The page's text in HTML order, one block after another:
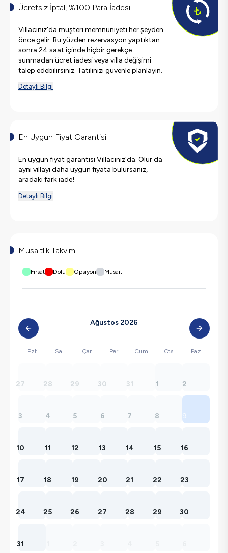
Ücretsiz İptal, %100 Para İadesi
Villacınız'da müşteri memnuniyeti her şeyden
önce gelir. Bu yüzden rezervasyon yaptıktan
sonra 24 saat içinde hiçbir gerekçe
sunmadan ücret iadesi veya villa değişimi
talep edebilirsiniz. Tatilinizi güvenle planlayın.
Detaylı Bilgi
En Uygun Fiyat Garantisi
En uygun fiyat garantisi Villacınız'da. Olur da
aynı villayı daha uygun fiyata bulursanız,
aradaki fark iade!
Detaylı Bilgi
Müsaitlik Takvimi
Fırsat Dolu Opsiyon Müsait
Ağustos 2026
Pzt Sal Çar Per Cum Cts Paz
27 28 29 30 31 1 2
3 4 5 6 7 8 9
10 11 12 13 14 15 16
17 18 19 20 21 22 23
24 25 26 27 28 29 30
31